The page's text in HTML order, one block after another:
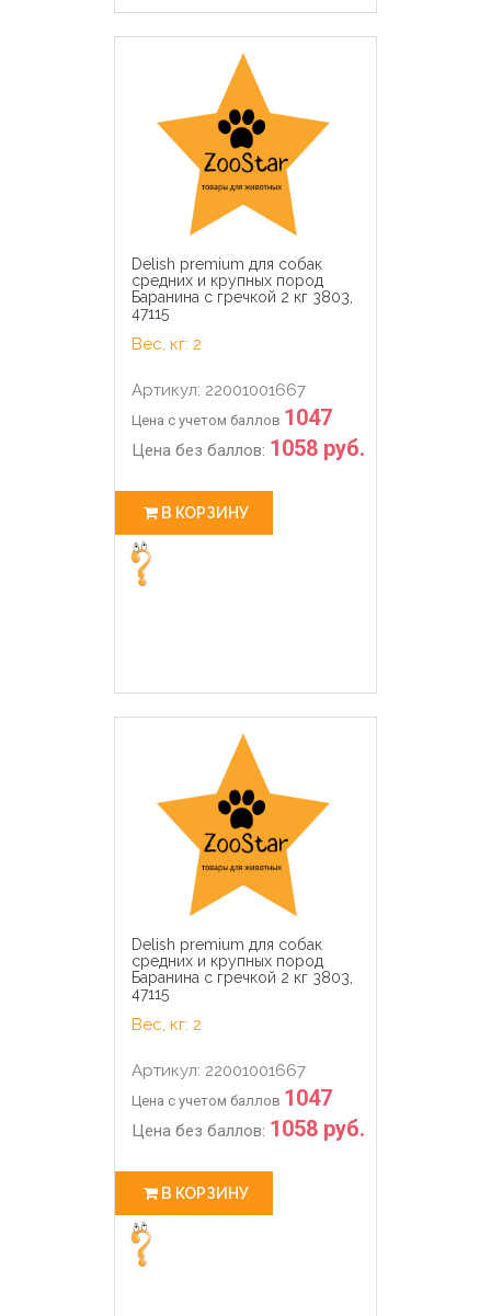
Delish premium для собак
средних и крупных пород
Баранина с гречкой 2 кг 3803,
47115
Вес, кг: 2
Артикул: 22001001667
Цена с учетом баллов 1047
Цена без баллов: 1058 руб.
В КОРЗИНУ
Delish premium для собак
средних и крупных пород
Баранина с гречкой 2 кг 3803,
47115
Вес, кг: 2
Артикул: 22001001667
Цена с учетом баллов 1047
Цена без баллов: 1058 руб.
В КОРЗИНУ